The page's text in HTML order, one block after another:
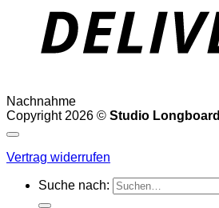
Nachnahme
Copyright 2026 © Studio Longboard
Vertrag widerrufen
Suche nach: